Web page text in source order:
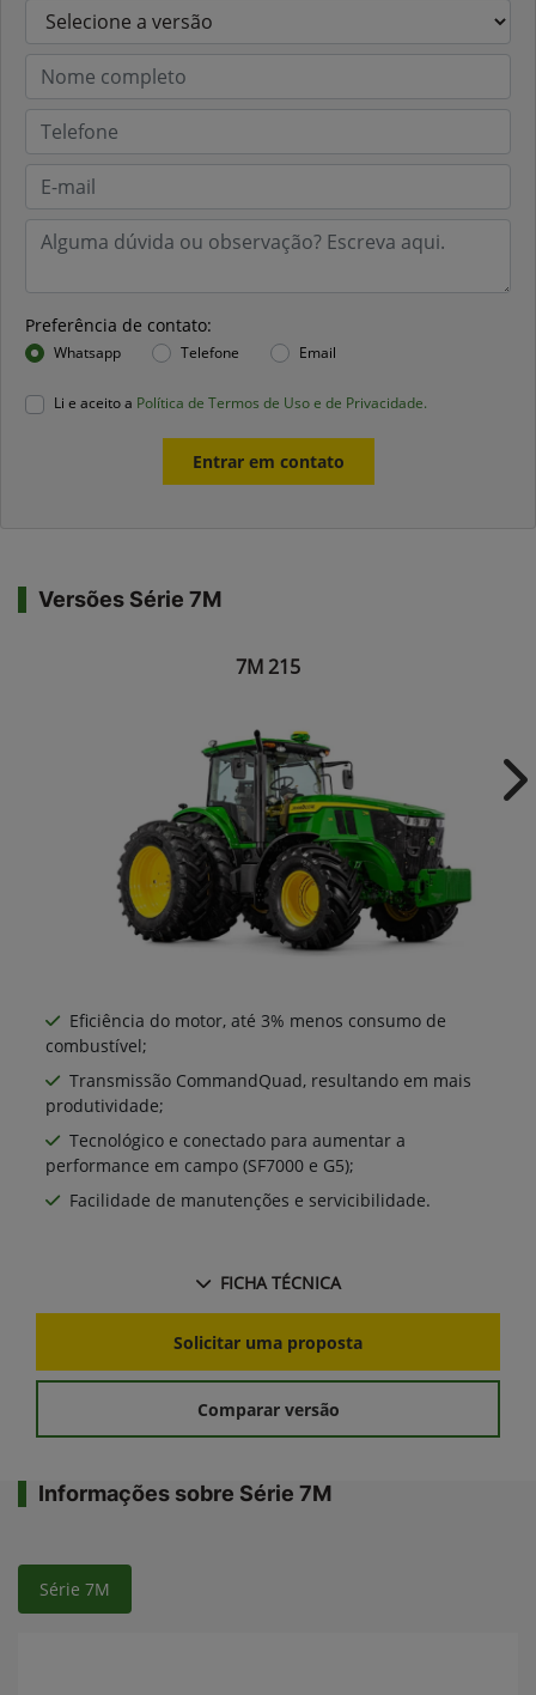
Preferência de contato:
Whatsapp Telefone Email
Li e aceito a Política de Termos de Uso e de Privacidade.
Entrar em contato
Versões Série 7M
7M 215
Eficiência do motor, até 3% menos consumo de
combustível;
Transmissão CommandQuad, resultando em mais
produtividade;
Tecnológico e conectado para aumentar a
performance em campo (SF7000 e G5);
Facilidade de manutenções e servicibilidade.
FICHA TÉCNICA
Solicitar uma proposta
Comparar versão
Informações sobre Série 7M
Série 7M